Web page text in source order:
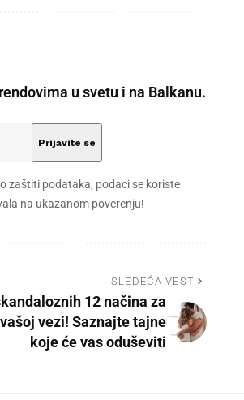
u svetu i na Balkanu.
zaštiti podataka, podaci se koriste
na ukazanom poverenju!
SLEDEĆA VEST
12 načina za
vezi! Saznajte tajne
koje će vas oduševiti